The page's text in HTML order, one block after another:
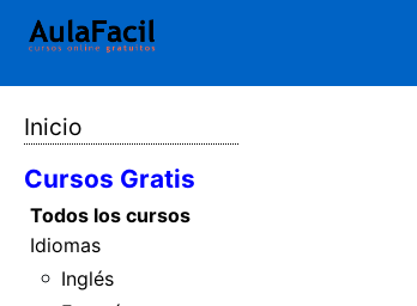
Inicio
Cursos Gratis
Todos los cursos
Idiomas
Inglés